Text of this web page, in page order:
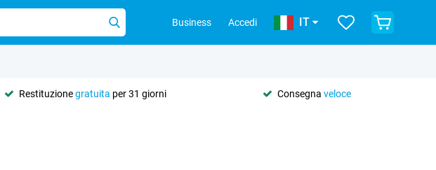
Business Accedi IT
Restituzionegratuita per 31 giorni Consegnaveloce